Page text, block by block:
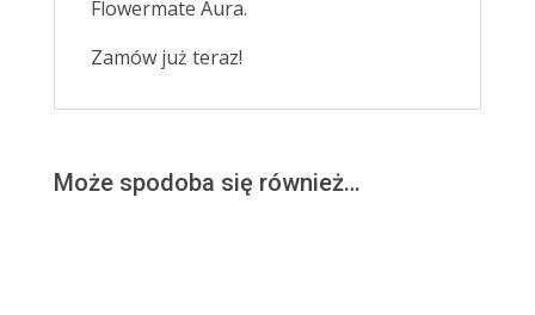
Flowermate Aura.
Zamów już teraz!
Może spodoba się również…